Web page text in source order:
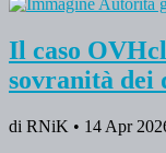
Il caso
sovranità dei
di RNiK • 14 Apr